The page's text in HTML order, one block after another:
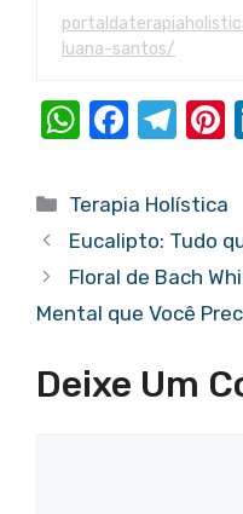
luana-santos/
W
at
s
A
p
F
c
e
b
o
k
T
e
gr
a
m
er
Categorias
Terapia Holística
Eucalipto: Tudo
Floral de Bach
Mental que Você
Deixe Um